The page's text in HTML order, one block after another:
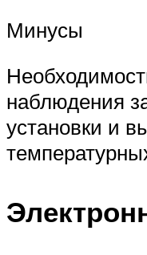
Минусы
наблюдения
установки и